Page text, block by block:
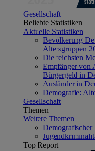
Gesellschaft
Beliebte Statistiken
Aktuelle Statistiken
Bevölkerung
Altersgruppen
Die reichsten
Empfänger von
Bürgergeld in
Ausländer in
Demografie:
Gesellschaft
Themen
Weitere Themen
Demografischer
Top Report